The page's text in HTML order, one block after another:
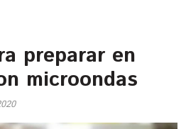
preparar en
microondas